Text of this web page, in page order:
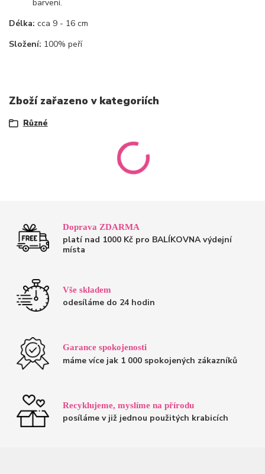
barvení.
Délka: cca 9 - 16 cm
Složení: 100% peří
Zboží zařazeno v kategoriích
Různé
Doprava ZDARMA
platí nad 1000 Kč pro BALÍKOVNA výdejní
místa
Vše skladem
odesíláme do 24 hodin
Garance spokojenosti
máme více jak 1 000 spokojených zákazníků
Recyklujeme, myslíme na přírodu
posíláme v již jednou použitých krabicích